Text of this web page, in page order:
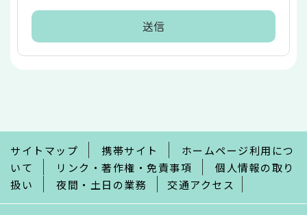
で
サイトマップ 携帯サイト
ホームページ利用につ
いて
リンク・著作権・免責事項
個人情報の取り
扱い
夜間・土日の業務 交通アクセス